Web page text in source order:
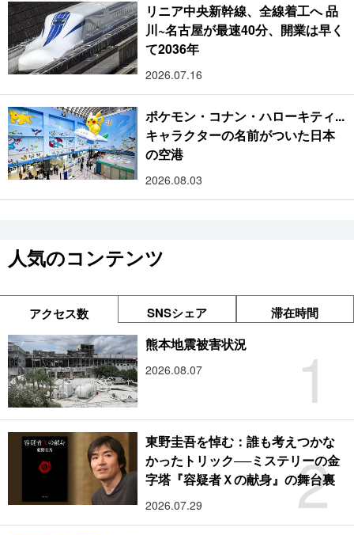
リニア中央新幹線、全線着工へ 品
川~名古屋が最速40分、開業は早く
て2036年
2026.07.16
ポケモン・コナン・ハローキティ...
キャラクターの名前がついた日本
の空港
2026.08.03
人気のコンテンツ
アクセス数 SNSシェア 滞在時間
1
熊本地震被害状況
2026.08.07
2
東野圭吾を悼む：誰も考えつかな
かったトリック──ミステリーの金
字塔『容疑者Ｘの献身』の舞台裏
2026.07.29